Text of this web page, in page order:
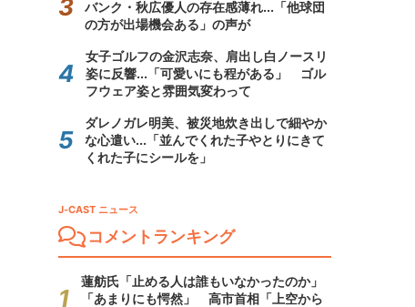
バンク・秋広優人の存在感薄れ...「他球団
の方が出場機会ある」の声が
女子ゴルフの金沢志奈、肩出し白ノースリ
姿に反響...「可愛いにも程がある」 ゴル
フウェア姿と雰囲気変わって
ダレノガレ明美、被災地炊き出しで細やか
な心遣い...「並んでくれた子やとりにきて
くれた子にシールを」
J-CAST ニュース
コメントランキング
蓮舫氏「止める人は誰もいなかったのか」
「あまりにも愕然」 高市首相「上空から